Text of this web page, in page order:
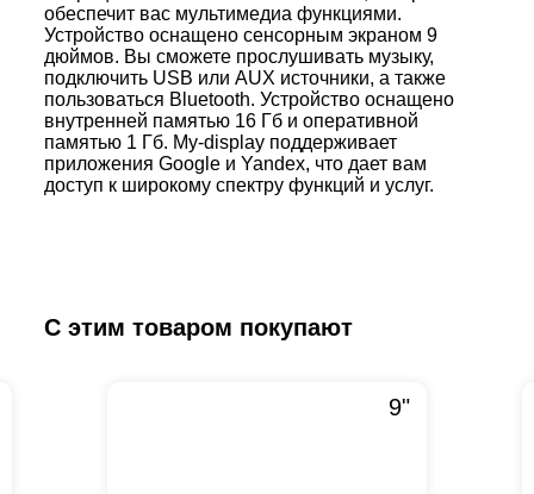
обеспечит вас мультимедиа функциями.
Устройство оснащено сенсорным экраном 9
дюймов. Вы сможете прослушивать музыку,
подключить USB или AUX источники, а также
пользоваться Bluetooth. Устройство оснащено
внутренней памятью 16 Гб и оперативной
памятью 1 Гб. My-display поддерживает
приложения Google и Yandex, что дает вам
доступ к широкому спектру функций и услуг.
С этим товаром покупают
9"